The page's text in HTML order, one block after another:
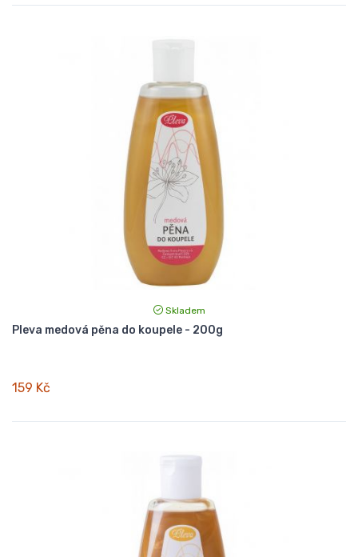
Skladem
Pleva medová pěna do koupele - 200g
159 Kč